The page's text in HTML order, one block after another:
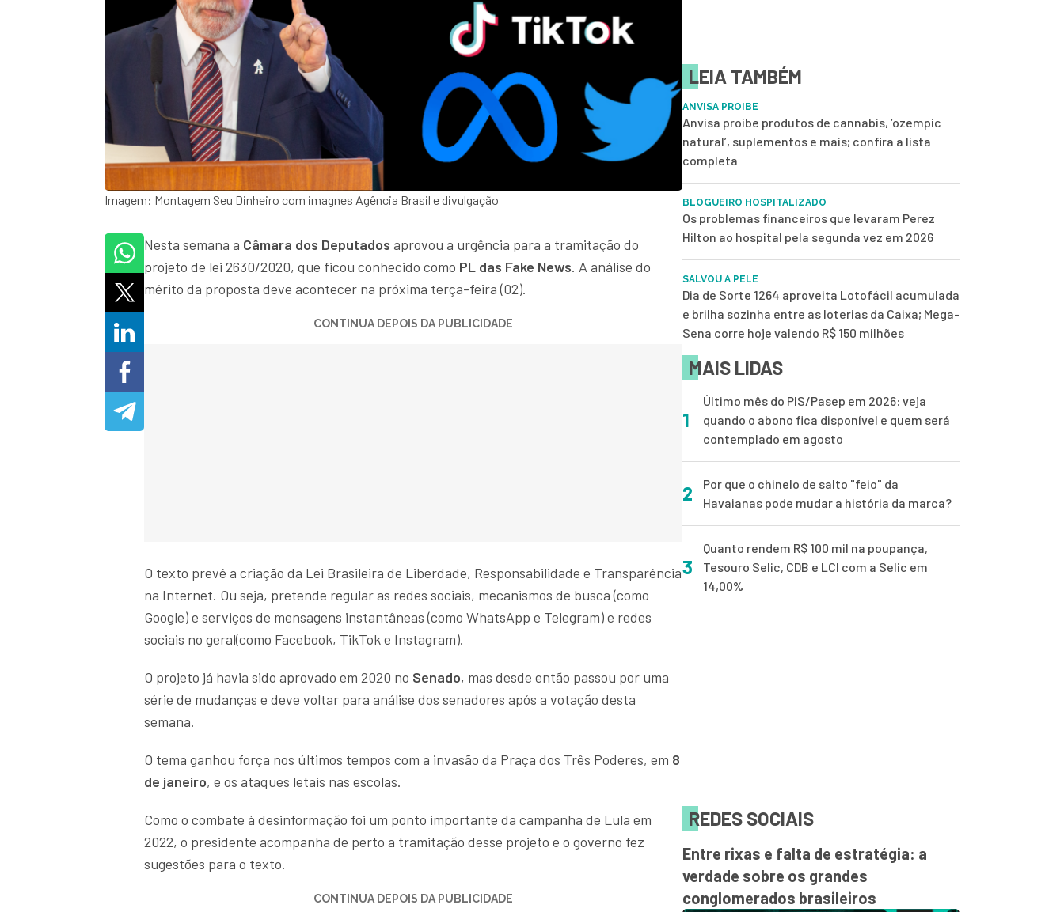
Imagem: Montagem Seu Dinheiro com imagnes Agência Brasil e divulgação
Nesta semana a Câmara dos Deputados aprovou a urgência para a tramitação do
projeto de lei 2630/2020, que ficou conhecido como PL das Fake News. A análise do
mérito da proposta deve acontecer na próxima terça-feira (02).
CONTINUA DEPOIS DA PUBLICIDADE
O texto prevê a criação da Lei Brasileira de Liberdade, Responsabilidade e Transparência
na Internet. Ou seja, pretende regular as redes sociais, mecanismos de busca (como
Google) e serviços de mensagens instantâneas (como WhatsApp e Telegram) e redes
sociais no geral(como Facebook, TikTok e Instagram).
O projeto já havia sido aprovado em 2020 no Senado, mas desde então passou por uma
série de mudanças e deve voltar para análise dos senadores após a votação desta
semana.
O tema ganhou força nos últimos tempos com a invasão da Praça dos Três Poderes, em 8
de janeiro, e os ataques letais nas escolas.
Como o combate à desinformação foi um ponto importante da campanha de Lula em
2022, o presidente acompanha de perto a tramitação desse projeto e o governo fez
sugestões para o texto.
CONTINUA DEPOIS DA PUBLICIDADE
LEIA TAMBÉM
ANVISA PROIBE
Anvisa proíbe produtos de cannabis, ‘ozempic
natural’, suplementos e mais; confira a lista
completa
BLOGUEIRO HOSPITALIZADO
Os problemas financeiros que levaram Perez
Hilton ao hospital pela segunda vez em 2026
SALVOU A PELE
Dia de Sorte 1264 aproveita Lotofácil acumulada
e brilha sozinha entre as loterias da Caixa; Mega-
Sena corre hoje valendo R$ 150 milhões
MAIS LIDAS
1
Último mês do PIS/Pasep em 2026: veja
quando o abono fica disponível e quem será
contemplado em agosto
2
Por que o chinelo de salto "feio" da
Havaianas pode mudar a história da marca?
3
Quanto rendem R$ 100 mil na poupança,
Tesouro Selic, CDB e LCI com a Selic em
14,00%
REDES SOCIAIS
Entre rixas e falta de estratégia: a
verdade sobre os grandes
conglomerados brasileiros